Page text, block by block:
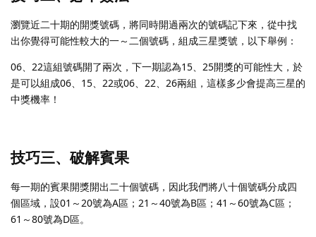
瀏覽近二十期的開獎號碼，將同時開過兩次的號碼記下來，從中找
出你覺得可能性較大的一～二個號碼，組成三星獎號，以下舉例：
06、22這組號碼開了兩次，下一期認為15、25開獎的可能性大，於
是可以組成06、15、22或06、22、26兩組，這樣多少會提高三星的
中獎機率！
技巧三、破解賓果
每一期的賓果開獎開出二十個號碼，因此我們將八十個號碼分成四
個區域，設01～20號為A區；21～40號為B區；41～60號為C區；
61～80號為D區。